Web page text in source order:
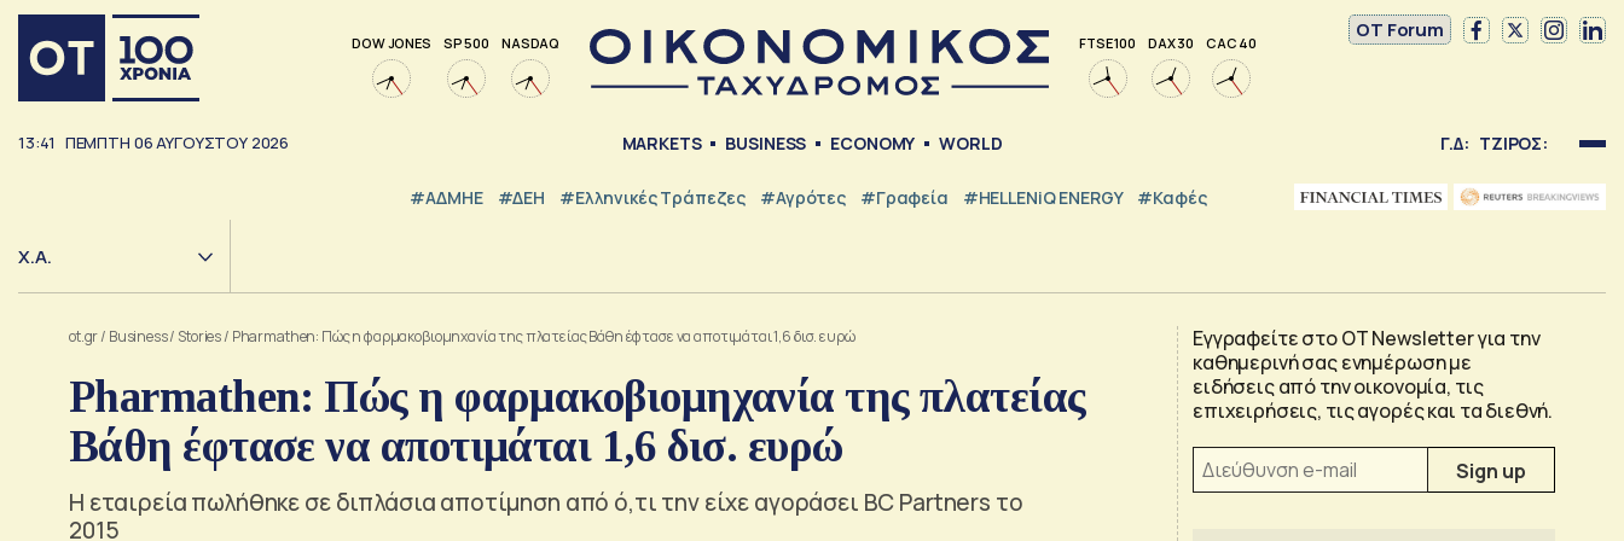
DOW JONES SP 500 NASDAQ FTSE 100 DAX 30 CAC 40
OT Forum
13:41 ΠΕΜΠΤΗ 06ΑΥΓΟΥΣΤΟΥ 2026 MARKETS BUSINESS ECONOMY WORLD Γ.Δ: ΤΖΙΡΟΣ:
#ΑΔΜΗΕ #ΔΕΗ #ελληνικές Τράπεζες #Αγρότες #Γραφεία #HELLENiQ ENERGY #καφές
Χ.Α.
ot.gr/ Business/ Stories/ Pharmathen: Πώς η φαρμακοβιομηχανία της πλατείας Βάθη έφτασε να αποτιμάται 1,6 δισ. ευρώ
Pharmathen: Πώς η φαρμακοβιομηχανία της πλατείας
Βάθη έφτασε να αποτιμάται 1,6 δισ. ευρώ
Η εταιρεία πωλήθηκε σε διπλάσια αποτίμηση από ό,τι την είχε αγοράσει BC Partners το
2015
Εγγραφείτε στο OT Newsletter για την
καθημερινή σας ενημέρωση με
ειδήσεις από την οικονομία, τις
επιχειρήσεις, τις αγορές και τα διεθνή.